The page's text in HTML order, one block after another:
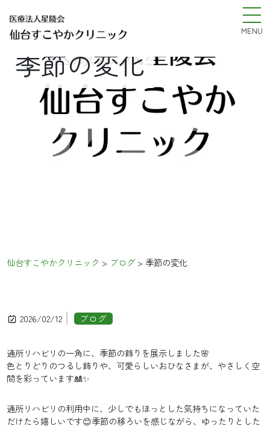
MENU
季節の変化
仙台すこやかクリニック > ブログ> 季節の変化
2026/02/12 ブログ
通所リハビリの一角に、季節の飾りを展示しました🌸
色とりどりのつるし飾りや、可愛らしいおひなさまが、やさしく空
間を彩っています🎎✨
通所リハビリの利用中に、少しでもほっとした気持ちになっていた
だけたら嬉しいです😊季節の移ろいを感じながら、ゆったりとした